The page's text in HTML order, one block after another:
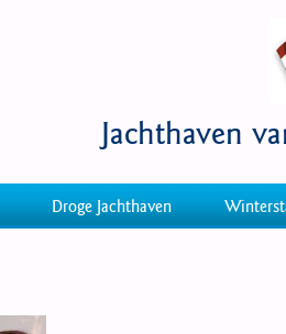
Jachthaven
Droge Jachthaven